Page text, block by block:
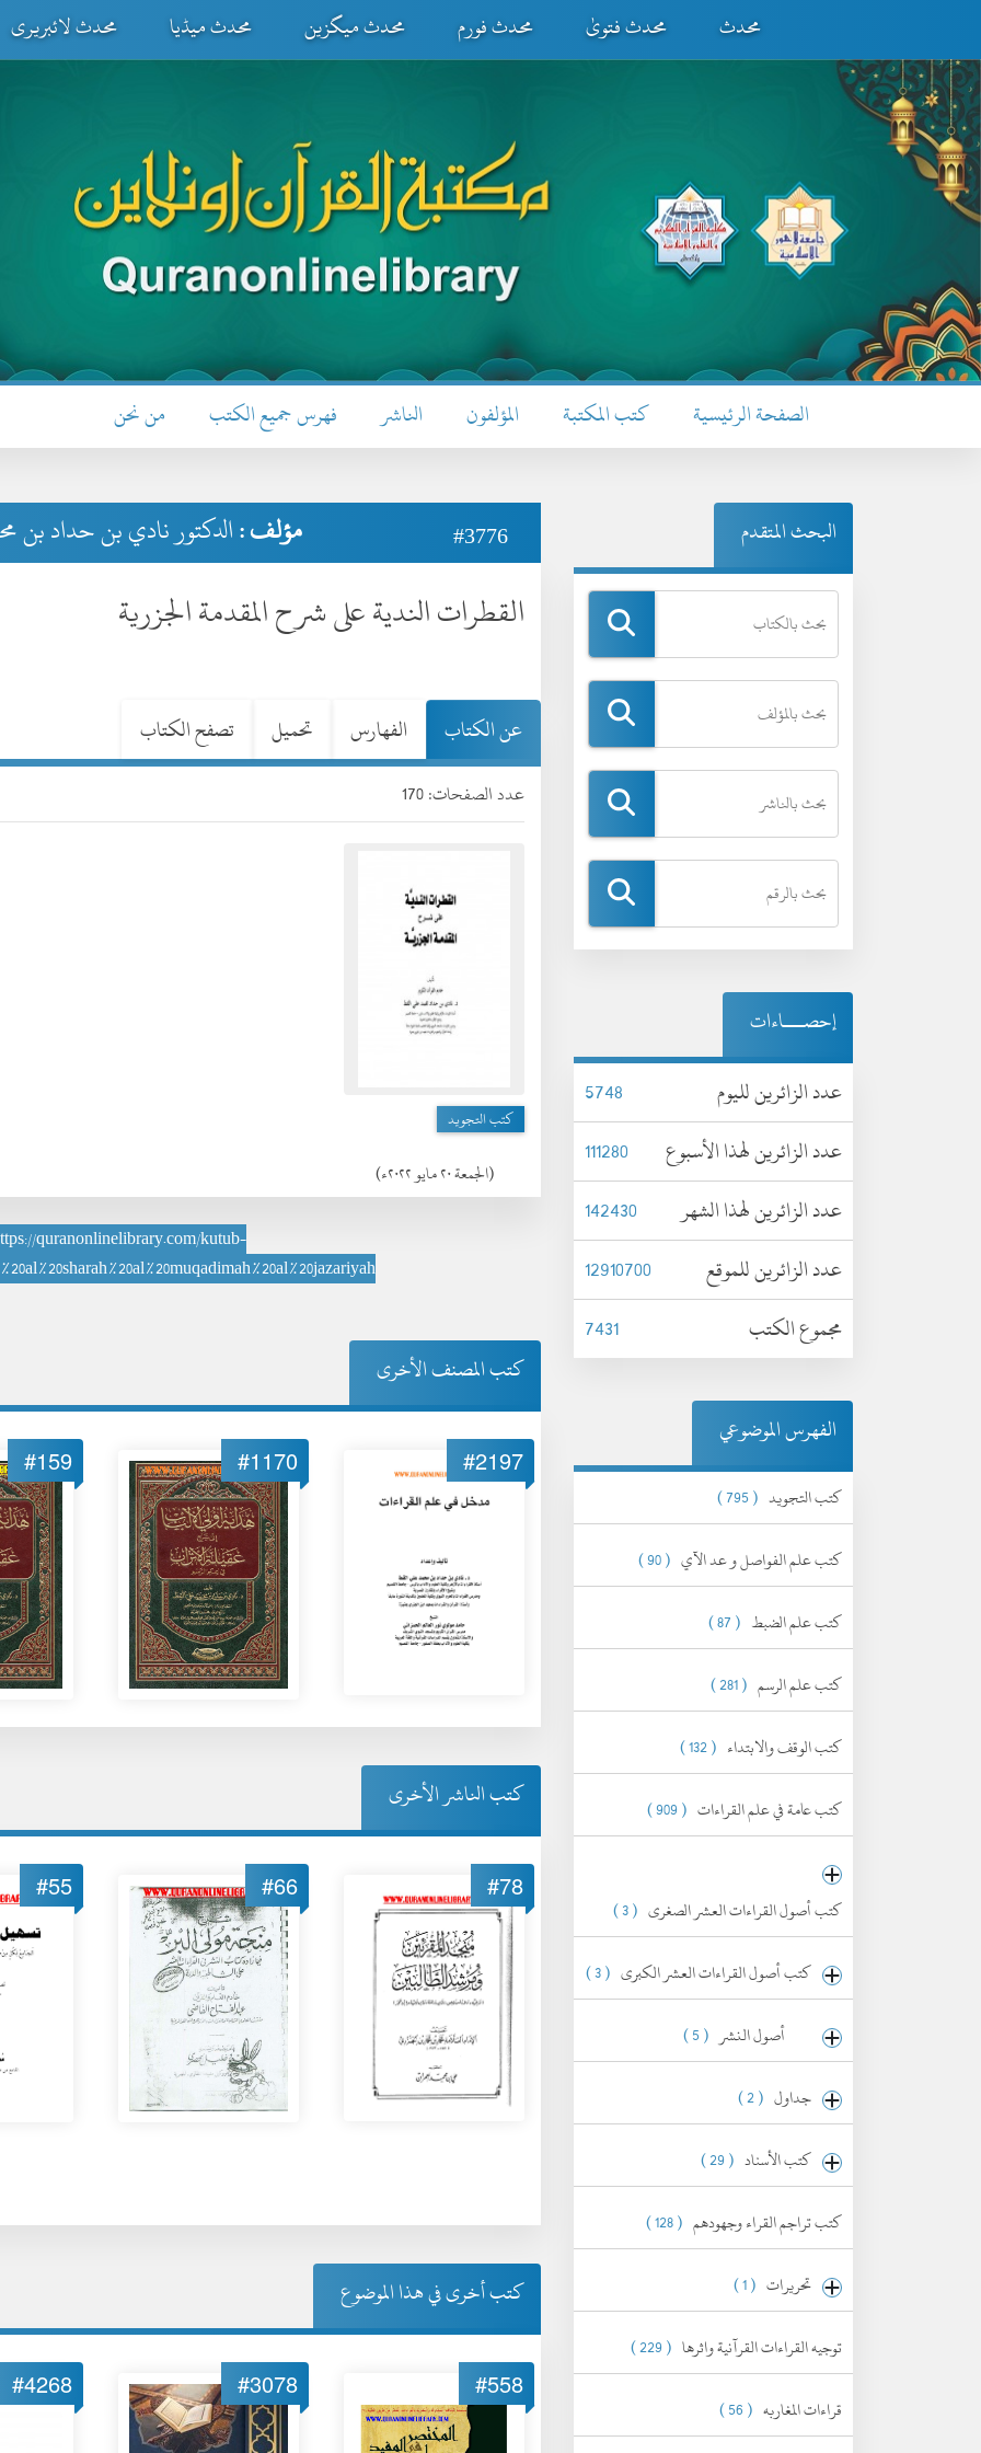
محدث محدث فتویٰ محدث فورم محدث میگزین محدث میڈیا محدث لائبریری
الصفحة الرئيسية كتب المكتبة المؤلفون الناشر فهرس جميع الكتب من نحن
#3776 مؤلف :الدكتور نادي بن حداد بن
القطرات الندية على شرح المقدمة الجزرية
عن الكتاب الفهارس تحميل تصفح الكتاب
عدد الصفحات: 170
(الجمعة ٢٠ مايو ٢٠٢٢ء)
كتب التجويد
quranonlinelibrary.com/kutub-
كتب المصنف الأخرى
#159 #1170 #2197
كتب الناشر الأخرى
#55 #66 #78
كتب أخرى في هذا الموضوع
#4268 #3078 #558
البحث المتقدم
إحصـــاءات
عدد الزائرين لليوم
5748
عدد الزائرين لهذا الأسبوع
111280
عدد الزائرين لهذا الشهر
142430
عدد الزائرين للموقع
12910700
مجموع الكتب
7431
الفهرس الموضوعي
كتب التجويد ( 795 )
كتب علم الفواصل و عد الآي ( 90 )
كتب علم الضبط ( 87 )
كتب علم الرسم ( 281 )
كتب الوقف والابتداء ( 132 )
كتب عامة في علم القراءات ( 909 )
كتب أصول القراءات العشر الصغرى ( 3 )
كتب أصول القراءات العشر الكبرى ( 3 )
أصول النشر ( 5 )
جداول ( 2 )
كتب الأسناد ( 29 )
كتب تراجم القراء وجهودهم ( 128 )
تحريرات ( 1 )
توجيه القراءات القرآنية واثرها ( 229 )
قراءات المغاربه ( 56 )